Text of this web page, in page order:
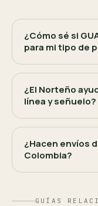
¿Cómo sé si
para mi tipo de
¿El Norteño
línea y señuelo?
¿Hacen envíos
Colombia?
GUÍAS